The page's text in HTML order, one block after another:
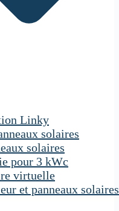
Linky
solaires
solaires
pour 3 kWc
virtuelle
et panneaux solaires